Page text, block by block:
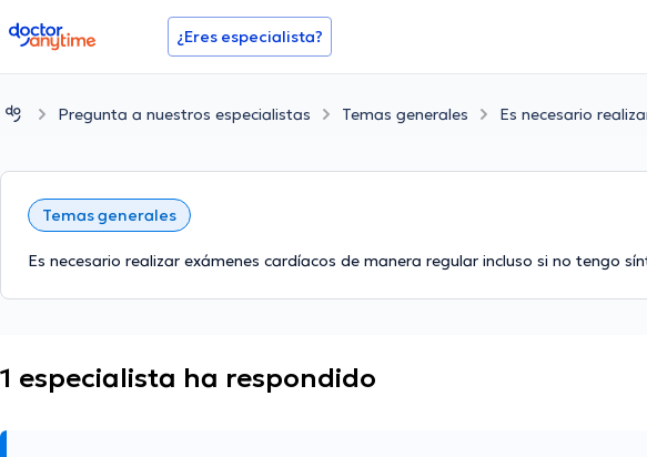
doctoranytime ¿Eres especialista?
Pregunta a nuestros especialistas Temas generales Es necesario
Temas generales
Es necesario realizar exámenes cardíacos de manera regular incluso si no tengo
1 especialista ha respondido